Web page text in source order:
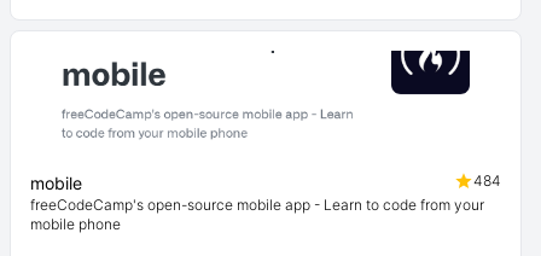
mobile
484
freeCodeCamp's open-source mobile app - Learn to code from your
mobile phone